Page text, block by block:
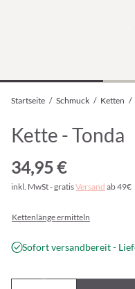
Startseite / Schmuck / Ketten /
Kette - Tonda
34,95 €
inkl. MwSt - gratisVersand ab 49€
Kettenlänge ermitteln
Sofort versandbereit -